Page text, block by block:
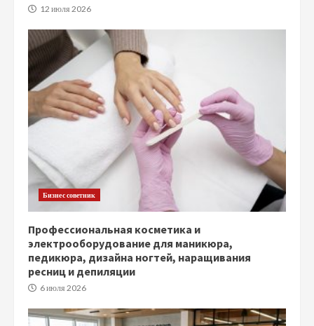
12 июля 2026
Бизнес советник
Профессиональная косметика и
электрооборудование для маникюра,
педикюра, дизайна ногтей, наращивания
ресниц и депиляции
6 июля 2026